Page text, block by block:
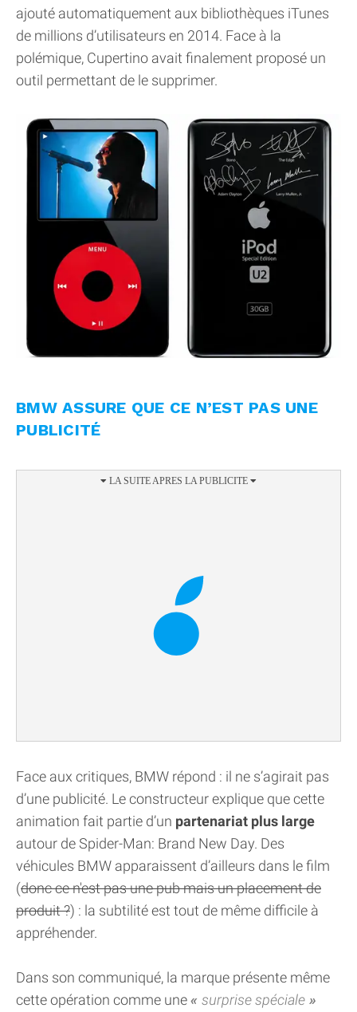
ajouté automatiquement aux bibliothèques iTunes
de millions d’utilisateurs en 2014. Face à la
polémique, Cupertino avait finalement proposé un
outil permettant de le supprimer.
BMW ASSURE QUE CE N’EST PAS UNE
PUBLICITÉ
Face aux critiques, BMW répond : il ne s’agirait pas
d’une publicité. Le constructeur explique que cette
animation fait partie d’un partenariat plus large
autour de Spider-Man: Brand New Day. Des
véhicules BMW apparaissent d’ailleurs dans le film
(donc ce n'est pas une pub mais un placement de
produit ?) : la subtilité est tout de même difficile à
appréhender.
Dans son communiqué, la marque présente même
cette opération comme une
surprise spéciale